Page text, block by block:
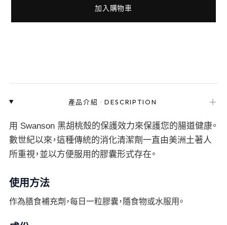
加入購物車
產品介紹 ·DESCRIPTION ＋
用 Swanson 黑胡桃殼的保護效力來保護您的腸道健康。
數世紀以來，這種傳統的消化清潔劑一直由美洲土著人
所重視，並以方便服用的膠囊形式存在。
使用方法
作為膳食補充劑，每日一粒膠囊，隨食物或水服用。